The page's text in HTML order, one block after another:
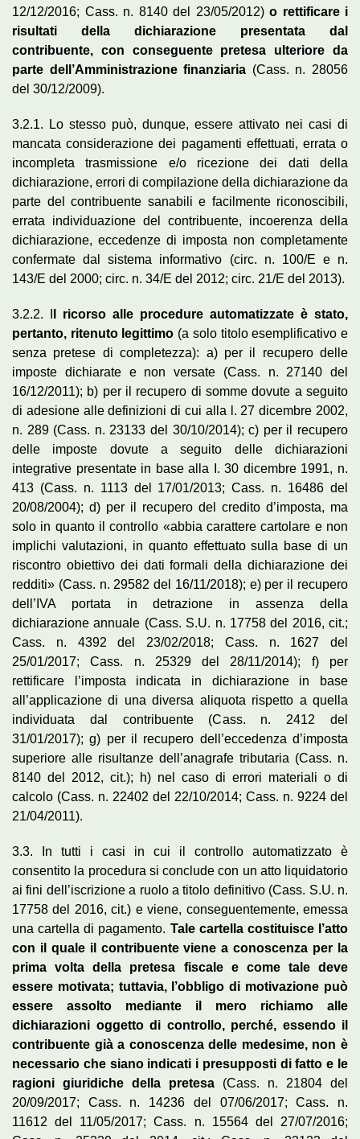
12/12/2016; Cass. n. 8140 del 23/05/2012) o rettificare i
risultati della dichiarazione presentata dal
contribuente, con conseguente pretesa ulteriore da
parte dell’Amministrazione finanziaria (Cass. n. 28056
del 30/12/2009).
3.2.1. Lo stesso può, dunque, essere attivato nei casi di
mancata considerazione dei pagamenti effettuati, errata o
incompleta trasmissione e/o ricezione dei dati della
dichiarazione, errori di compilazione della dichiarazione da
parte del contribuente sanabili e facilmente riconoscibili,
errata individuazione del contribuente, incoerenza della
dichiarazione, eccedenze di imposta non completamente
confermate dal sistema informativo (circ. n. 100/E e n.
143/E del 2000; circ. n. 34/E del 2012; circ. 21/E del 2013).
3.2.2. I
l ricorso alle procedure automatizzate è stato,
pertanto, ritenuto legittimo (a solo titolo esemplificativo e
senza pretese di completezza): a) per il recupero delle
imposte dichiarate e non versate (Cass. n. 27140 del
16/12/2011); b) per il recupero di somme dovute a seguito
di adesione alle definizioni di cui alla l. 27 dicembre 2002,
n. 289 (Cass. n. 23133 del 30/10/2014); c) per il recupero
delle imposte dovute a seguito delle dichiarazioni
integrative presentate in base alla I. 30 dicembre 1991, n.
413 (Cass. n. 1113 del 17/01/2013; Cass. n. 16486 del
20/08/2004); d) per il recupero del credito d’imposta, ma
solo in quanto il controllo «abbia carattere cartolare e non
implichi valutazioni, in quanto effettuato sulla base di un
riscontro obiettivo dei dati formali della dichiarazione dei
redditi» (Cass. n. 29582 del 16/11/2018); e) per il recupero
dell’IVA portata in detrazione in assenza della
dichiarazione annuale (Cass. S.U. n. 17758 del 2016, cit.;
Cass. n. 4392 del 23/02/2018; Cass. n. 1627 del
25/01/2017; Cass. n. 25329 del 28/11/2014); f) per
rettificare l’imposta indicata in dichiarazione in base
all’applicazione di una diversa aliquota rispetto a quella
individuata dal contribuente (Cass. n. 2412 del
31/01/2017); g) per il recupero dell’eccedenza d’imposta
superiore alle risultanze dell’anagrafe tributaria (Cass. n.
8140 del 2012, cit.); h) nel caso di errori materiali o di
calcolo (Cass. n. 22402 del 22/10/2014; Cass. n. 9224 del
21/04/2011).
3.3. In tutti i casi in cui il controllo automatizzato è
consentito la procedura si conclude con un atto liquidatorio
ai fini dell’iscrizione a ruolo a titolo definitivo (Cass. S.U. n.
17758 del 2016, cit.) e viene, conseguentemente, emessa
una cartella di pagamento. Tale cartella costituisce l’atto
con il quale il contribuente viene a conoscenza per la
prima volta della pretesa fiscale e come tale deve
essere motivata; tuttavia, l’obbligo di motivazione può
essere assolto mediante il mero richiamo alle
dichiarazioni oggetto di controllo, perché, essendo il
contribuente già a conoscenza delle medesime, non è
necessario che siano indicati i presupposti di fatto e le
ragioni giuridiche della pretesa (Cass. n. 21804 del
20/09/2017; Cass. n. 14236 del 07/06/2017; Cass. n.
11612 del 11/05/2017; Cass. n. 15564 del 27/07/2016;